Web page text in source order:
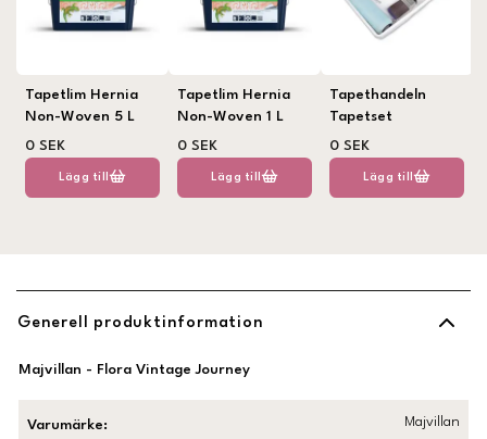
Tapetlim Hernia
Non-Woven 5 L
0 SEK
Lägg till
Tapetlim Hernia
Non-Woven 1 L
0 SEK
Lägg till
Tapethandeln
Tapetset
0 SEK
Lägg till
Generell produktinformation
Majvillan - Flora Vintage Journey
Varumärke: Majvillan